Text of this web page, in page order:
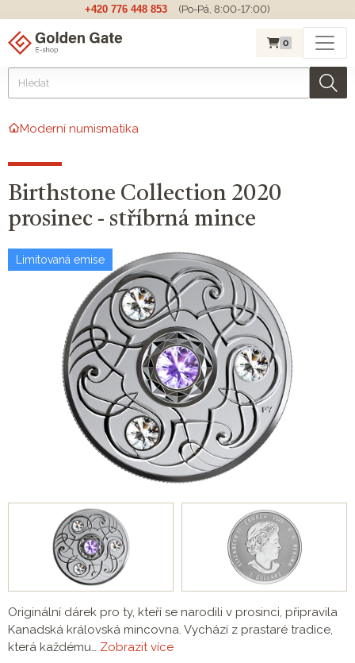
+420 776 448 853 (Po-Pá, 8:00-17:00)
0
Moderní numismatika
Birthstone Collection 2020
prosinec - stříbrná mince
Limitovaná emise
Originální dárek pro ty, kteří se narodili v prosinci, připravila
Kanadská královská mincovna. Vychází z prastaré tradice,
která každému… Zobrazit více